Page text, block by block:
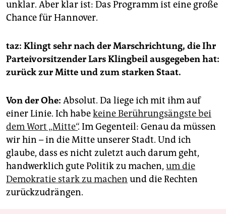
unklar. Aber klar ist: Das Programm ist eine große
Chance für Hannover.
taz: Klingt sehr nach der Marschrichtung, die Ihr
Parteivorsitzender Lars Klingbeil ausgegeben hat:
zurück zur Mitte und zum starken Staat.
Von der Ohe: Absolut. Da liege ich mit ihm auf
einer Linie. Ich habekeine Berührungsängste bei
dem Wort „Mitte“. Im Gegenteil: Genau da müssen
wir hin – in die Mitte unserer Stadt. Und ich
glaube, dass es nicht zuletzt auch darum geht,
handwerklich gute Politik zu machen, um die
Demokratie stark zu machen und die Rechten
zurückzudrängen.